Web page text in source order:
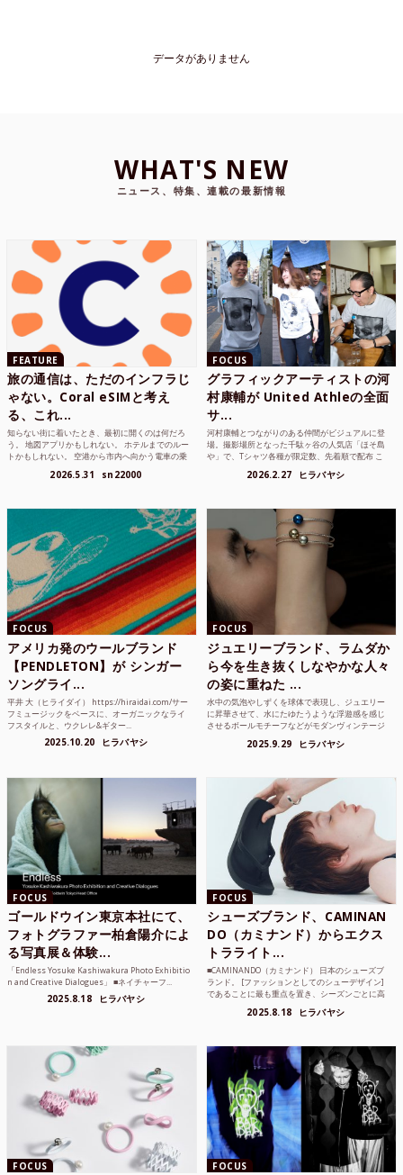
データがありません
WHAT'S NEW
ニュース、特集、連載の最新情報
FEATURE
旅の通信は、ただのインフラじ
ゃない。Coral eSIMと考え
る、これ...
知らない街に着いたとき、最初に開くのは何だろ
う。 地図アプリかもしれない。 ホテルまでのルー
トかもしれない。 空港から市内へ向かう電車の乗
2026.5.31 sn22000
FOCUS
グラフィックアーティストの河
村康輔が United Athleの全面
サ...
河村康輔とつながりのある仲間がビジュアルに登
場。撮影場所となった千駄ヶ谷の人気店「ほそ島
や」で、Tシャツ各種が限定数、先着順で配布 こ
2026.2.27 ヒラバヤシ
FOCUS
アメリカ発のウールブランド
【PENDLETON】が シンガー
ソングライ...
平井 大（ヒライダイ） https://hiraidai.com/サー
フミュージックをベースに、オーガニックなライ
フスタイルと、ウクレレ&ギター...
2025.10.20 ヒラバヤシ
FOCUS
ジュエリーブランド、ラムダか
ら今を生き抜くしなやかな人々
の姿に重ねた ...
水中の気泡やしずくを球体で表現し、ジュエリー
に昇華させて、水にたゆたうような浮遊感を感じ
させるボールモチーフなどがモダンヴィンテージ
2025.9.29 ヒラバヤシ
FOCUS
ゴールドウイン東京本社にて、
フォトグラファー柏倉陽介によ
る写真展＆体験...
「Endless Yosuke Kashiwakura Photo Exhibitio
n and Creative Dialogues」 ■ネイチャーフ...
2025.8.18 ヒラバヤシ
FOCUS
シューズブランド、CAMINAN
DO（カミナンド）からエクス
トラライト...
■CAMINANDO（カミナンド） 日本のシューズブ
ランド。 [ファッションとしてのシューデザイン]
であることに最も重点を置き、シーズンごとに高
2025.8.18 ヒラバヤシ
FOCUS FOCUS